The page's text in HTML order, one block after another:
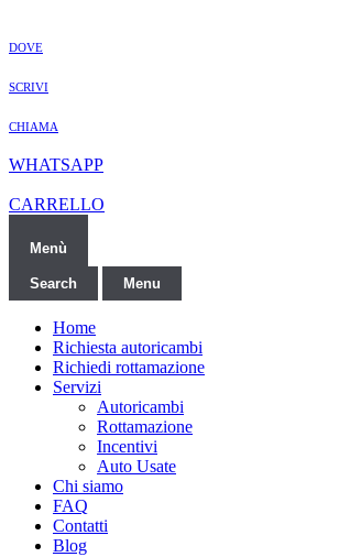
DOVE
SCRIVI
CHIAMA
WHATSAPP
CARRELLO
Menù
Search Menu
Home
Richiesta autoricambi
Richiedi rottamazione
Servizi
Autoricambi
Rottamazione
Incentivi
Auto Usate
Chi siamo
FAQ
Contatti
Blog